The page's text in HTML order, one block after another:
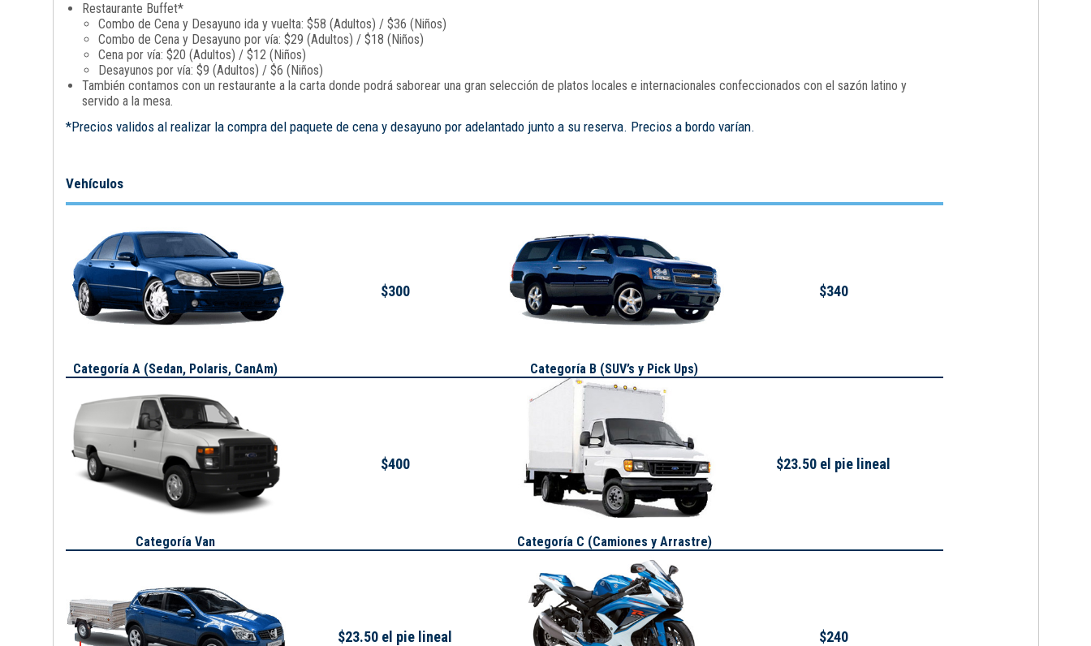
Restaurante Buffet*
Combo de Cena y Desayuno ida y vuelta: $58 (Adultos) / $36 (Niños)
Combo de Cena y Desayuno por vía: $29 (Adultos) / $18 (Niños)
Cena por vía: $20 (Adultos) / $12 (Niños)
Desayunos por vía: $9 (Adultos) / $6 (Niños)
También contamos con un restaurante a la carta donde podrá saborear una gran selección de platos locales e internacionales confeccionados con el sazón latino y
servido a la mesa.
*Precios validos al realizar la compra del paquete de cena y desayuno por adelantado junto a su reserva. Precios a bordo varían.
Vehículos
Categoría A (Sedan, Polaris, CanAm)
$300
Categoría B (SUV’s y Pick Ups)
$340
Categoría Van
$400
Categoría C (Camiones y Arrastre)
$23.50 el pie lineal
$23.50 el pie lineal $240